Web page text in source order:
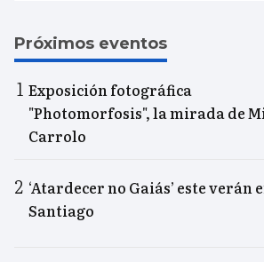
Próximos eventos
Exposición fotográfica
"Photomorfosis", la mirada de
Carrolo
‘Atardecer no Gaiás’ este verán
Santiago